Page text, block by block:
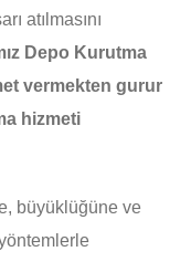
atılmasını
Depo Kurutma
vermekten gurur
hizmeti
büyüklüğüne ve